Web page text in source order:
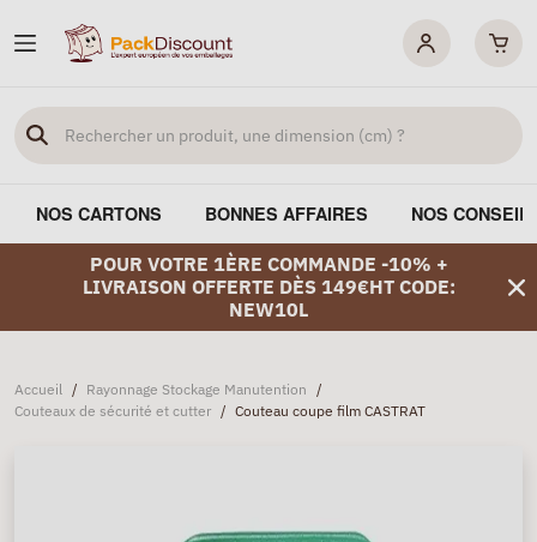
NOS CARTONS BONNES AFFAIRES NOS
POUR VOTRE 1ÈRE COMMANDE -10% +
LIVRAISON OFFERTE DÈS 149€HT CODE:
NEW10L
Accueil / Rayonnage Stockage Manutention /
Couteaux de sécurité et cutter / Couteau coupe film CASTRAT